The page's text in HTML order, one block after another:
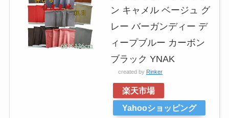
ン キャメル ベージュ グ
レー バーガンディー デ
ィープブルー カーボン
ブラック YNAK
created by Rinker
楽天市場
Yahooショッピング